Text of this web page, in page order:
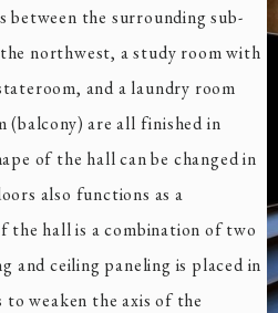
between the surrounding sub-
northwest, a study room with
and a laundry room
(balcony) are all finished in
of the hall can be changed in
also functions as a
the hall is a combination of two
and ceiling paneling is placed in
weaken the axis of the